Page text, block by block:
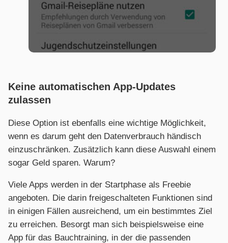
Keine automatischen App-Updates
zulassen
Diese Option ist ebenfalls eine wichtige Möglichkeit,
wenn es darum geht den Datenverbrauch händisch
einzuschränken. Zusätzlich kann diese Auswahl einem
sogar Geld sparen. Warum?
Viele Apps werden in der Startphase als Freebie
angeboten. Die darin freigeschalteten Funktionen sind
in einigen Fällen ausreichend, um ein bestimmtes Ziel
zu erreichen. Besorgt man sich beispielsweise eine
App für das Bauchtraining, in der die passenden